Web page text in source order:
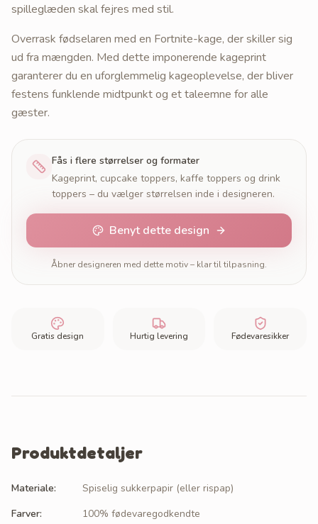
spilleglæden skal fejres med stil.
Overrask fødselaren med en Fortnite-kage, der skiller sig
ud fra mængden. Med dette imponerende kageprint
garanterer du en uforglemmelig kageoplevelse, der bliver
festens funklende midtpunkt og et taleemne for alle
gæster.
Fås i flere størrelser og formater
Kageprint, cupcake toppers, kaffe toppers og drink
toppers – du vælger størrelsen inde i designeren.
Benyt dette design
Åbner designeren med dette motiv – klar til tilpasning.
Gratis design Hurtig levering Fødevaresikker
Produktdetaljer
Materiale:
Spiselig sukkerpapir (eller rispap)
Farver:
100% fødevaregodkendte